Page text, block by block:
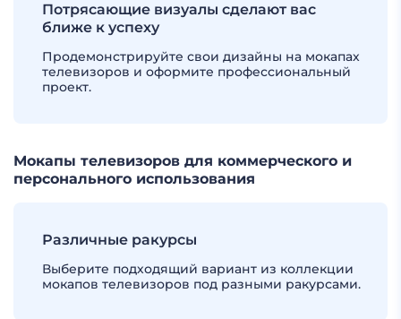
Потрясающие визуалы сделают вас
ближе к успеху
Продемонстрируйте свои дизайны на мокапах
телевизоров и оформите профессиональный
проект.
Мокапы телевизоров для коммерческого и
персонального использования
Различные ракурсы
Выберите подходящий вариант из коллекции
мокапов телевизоров под разными ракурсами.